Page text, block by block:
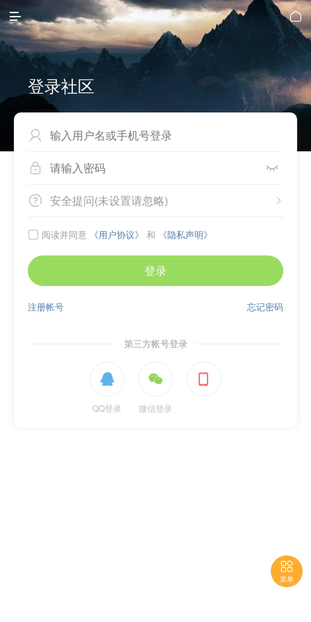
 
登录社区

 
 
安全提问(未设置请忽略)
 阅读并同意 《用户协议》 和 《隐私声明》
登录
忘记密码
注册帐号
第三方帐号登录

QQ登录

微信登录


菜单